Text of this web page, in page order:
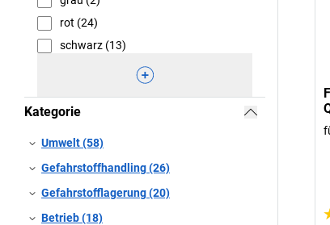
rot (24)
schwarz (13)
Kategorie
Umwelt (58)
Gefahrstoffhandling (26)
Gefahrstofflagerung (20)
Betrieb (18)